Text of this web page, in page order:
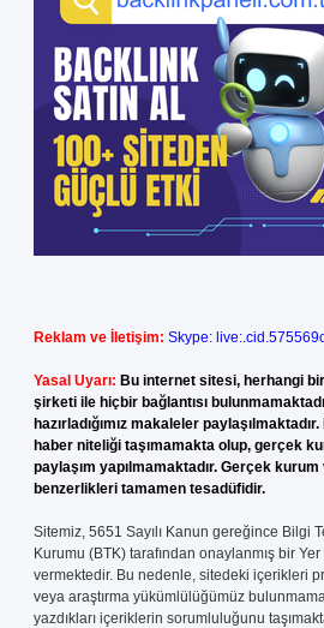
Reklam ve İletişim: Skype:
Yasal Uyarı: Bu internet sitesi, herhangi
şirketi ile hiçbir bağlantısı
hazırladığımız makaleler
haber niteliği taşımamakta olup, gerçek
paylaşım yapılmamaktadır. Gerçek
benzerlikleri tamamen tesadüfidir.
Sitemiz, 5651 Sayılı Kanun gereğince Bilgi
Kurumu (BTK) tarafından onaylanmış bir
vermektedir. Bu nedenle, sitedeki içerikleri
veya araştırma yükümlülüğümüz
yazdıkları içeriklerin sorumluluğunu